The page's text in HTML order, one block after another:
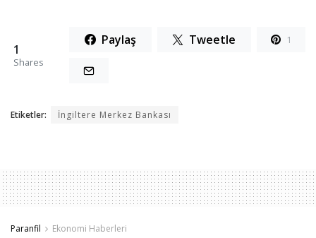
1
Shares
Paylaş Tweetle 1
Etiketler: İngiltere Merkez Bankası
Paranfil Ekonomi Haberleri